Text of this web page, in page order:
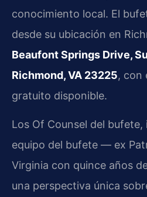
conocimiento local. El
desde su ubicación en
Beaufont Springs Drive,
Richmond, VA 23225, con
gratuito disponible.
Los Of Counsel del bufete,
equipo del bufete — ex
Virginia con quince años
una perspectiva única